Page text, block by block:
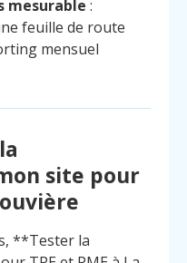
mesurable :
feuille de route
mensuel
site pour
**Tester la